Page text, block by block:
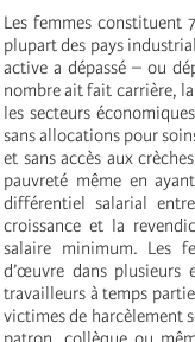
Les femmes constituent
plupart des pays
active a dépassé – ou
nombre ait fait carrière,
les secteurs
sans allocations pour
et sans accès aux
pauvreté même en
différentiel salarial
croissance et la
salaire minimum. Les
d’œuvre dans
travailleurs à temps
victimes de harcèlement